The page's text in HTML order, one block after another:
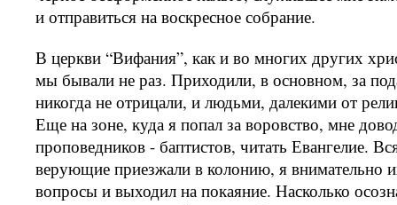
и отправиться на воскресное собрание.
В церкви “Вифания”, как и во многих других
мы бывали не раз. Приходили, в основном, за
никогда не отрицали, и людьми, далекими от
Еще на зоне, куда я попал за воровство, мне
проповедников - баптистов, читать Евангелие.
верующие приезжали в колонию, я внимательно
вопросы и выходил на покаяние. Насколько